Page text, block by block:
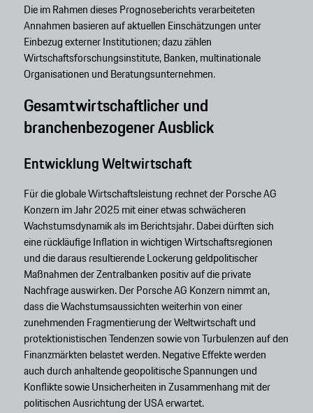
Die im Rahmen dieses Prognoseberichts verarbeiteten
Annahmen basieren auf aktuellen Einschätzungen unter
Einbezug externer Institutionen; dazu zählen
Wirtschaftsforschungsinstitute, Banken, multinationale
Organisationen und Beratungsunternehmen.
Gesamtwirtschaftlicher und
branchenbezogener Ausblick
Entwicklung Weltwirtschaft
Für die globale Wirtschaftsleistung rechnet der Porsche AG
Konzern im Jahr 2025 mit einer etwas schwächeren
Wachstumsdynamik als im Berichtsjahr. Dabei dürften sich
eine rückläufige Inflation in wichtigen Wirtschaftsregionen
und die daraus resultierende Lockerung geldpolitischer
Maßnahmen der Zentralbanken positiv auf die private
Nachfrage auswirken. Der Porsche AG Konzern nimmt an,
dass die Wachstumsaussichten weiterhin von einer
zunehmenden Fragmentierung der Weltwirtschaft und
protektionistischen Tendenzen sowie von Turbulenzen auf den
Finanzmärkten belastet werden. Negative Effekte werden
auch durch anhaltende geopolitische Spannungen und
Konflikte sowie Unsicherheiten in Zusammenhang mit der
politischen Ausrichtung der USA erwartet.